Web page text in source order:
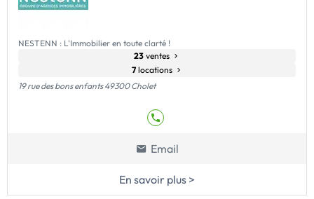
NESTENN : L'Immobilier en toute clarté !
23 ventes
7locations
19 rue des bons enfants 49300 Cholet
Email
En savoir plus >